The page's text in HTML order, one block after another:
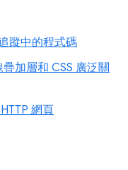
蹤中的程式碼
加層和 CSS 廣泛關
網頁